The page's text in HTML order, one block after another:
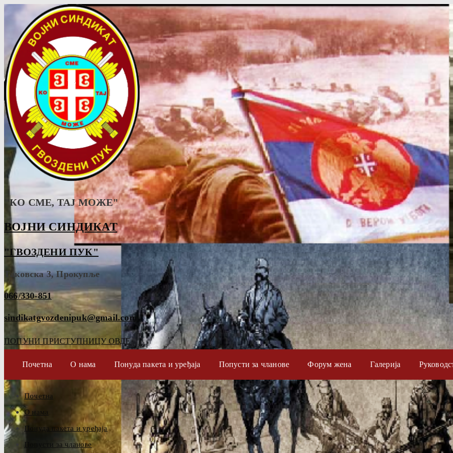
"КО СМЕ, ТАJ МОЖЕ"
ВОЈНИ СИНДИКАТ
"ГВОЗДЕНИ ПУК"
Таковска 3, Прокупље
066/330-851
sindikatgvozdenipuk@gmail.com
ПОПУНИ ПРИСТУПНИЦУ ОВДЕ
Почетна О нама Понуда пакета и уређаја Попусти за чланове Форум жена Галерија
Почетна
О нама
Понуда пакета и уређаја
Попусти за чланове